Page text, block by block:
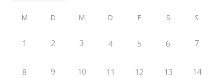
M D M D F S S
1 2 3 4 5 6 7
8 9 10 11 12 13 14